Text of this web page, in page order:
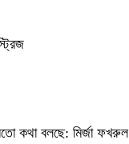
কথা বলছে: মির্জা ফখরুল